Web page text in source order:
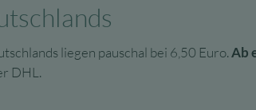
liegen pauschal bei 6,50 Euro.Ab
DHL.